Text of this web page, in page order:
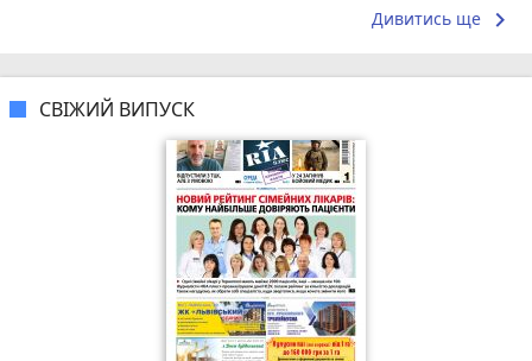
Дивитись ще keyboard_arrow_right
СВІЖИЙ ВИПУСК